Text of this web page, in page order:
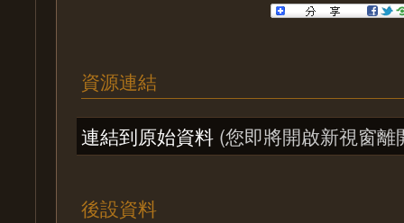
資源連結
連結到原始資料 (您即將開啟新視窗離
後設資料